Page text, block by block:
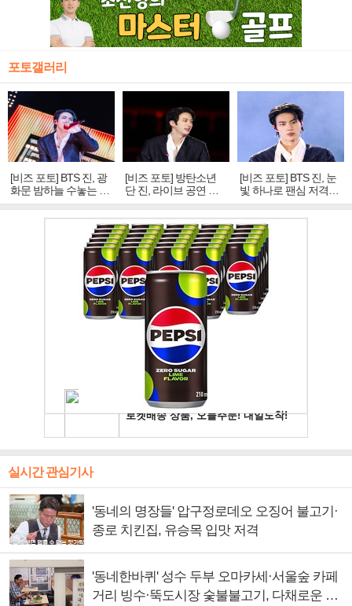
포토갤러리
[비즈 포토] BTS 진, 광
화문 밤하늘 수놓는 '비
주얼 킹'의 열창
[비즈 포토] 방탄소년
단 진, 라이브 공연 중
빛나는 독보적 아우라
[비즈 포토] BTS 진, 눈
빛 하나로 팬심 저격…
독보적 카리스마
실시간 관심기사
'동네의 명장들' 압구정로데오 오징어 불고기·
종로 치킨집, 유승목 입맛 저격
'동네한바퀴' 성수 두부 오마카세·서울숲 카페
거리 빙수·뚝도시장 숯불불고기, 다채로운 서